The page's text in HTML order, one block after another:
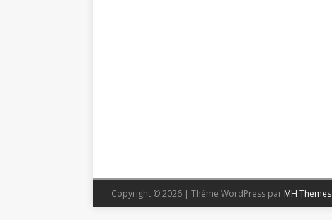
Copyright © 2026 | Thème WordPress par MH Themes